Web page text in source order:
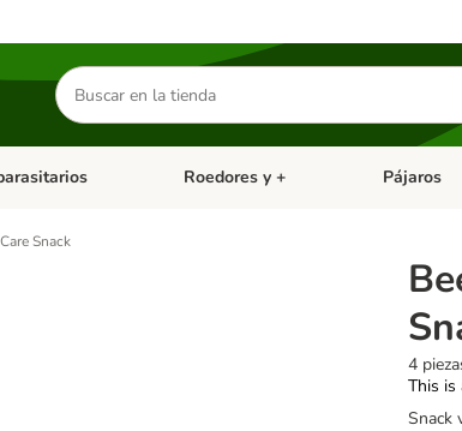
Buscar
productos
categoria abierto: Dieta Vet.Menú de categoria abierto:
Roedores y + Menú de
Pájaros
Snack
4
This is
Snack